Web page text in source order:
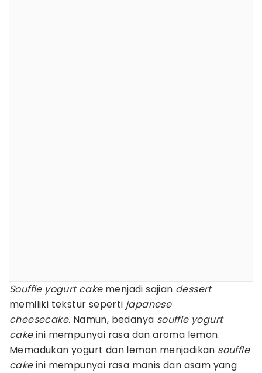
Souffle yogurt cake menjadi sajian dessert
memiliki tekstur seperti japanese
cheesecake. Namun, bedanya souffle yogurt
cakeini mempunyai rasa dan aroma lemon.
Memadukan yogurt dan lemon menjadikan souffle
cakeini mempunyai rasa manis dan asam yang